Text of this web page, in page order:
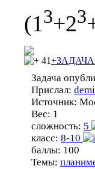
(1 3+23
41+ЗАДАЧА
Задача
Прислал:
Источник:
Вес: 1
сложность: 5
класс: 8-10
баллы: 100
Темы: